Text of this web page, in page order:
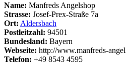
Name: Manfreds Angelshop
Strasse: Josef-Prex-Straße 7a
Ort: Aldersbach
Postleitzahl: 94501
Bundesland: Bayern
Webseite: http://www.manfreds-
Telefon: +49 8543 4595